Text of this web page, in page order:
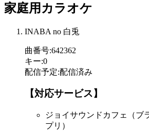
家庭用カラオケ
INABA no 白兎
曲番号:642362
キー:0
配信予定:配信済み
【対応サービス】
ジョイサウンドカフェ（ブ
プリ）